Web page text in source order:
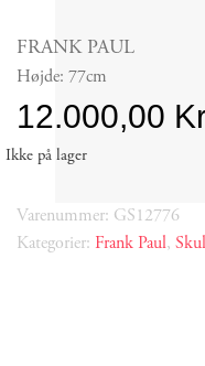
FRANK PAUL
Højde: 77cm
12.000,00
Ikke på lager
Varenummer: GS12776
Kategorier: Frank Paul,